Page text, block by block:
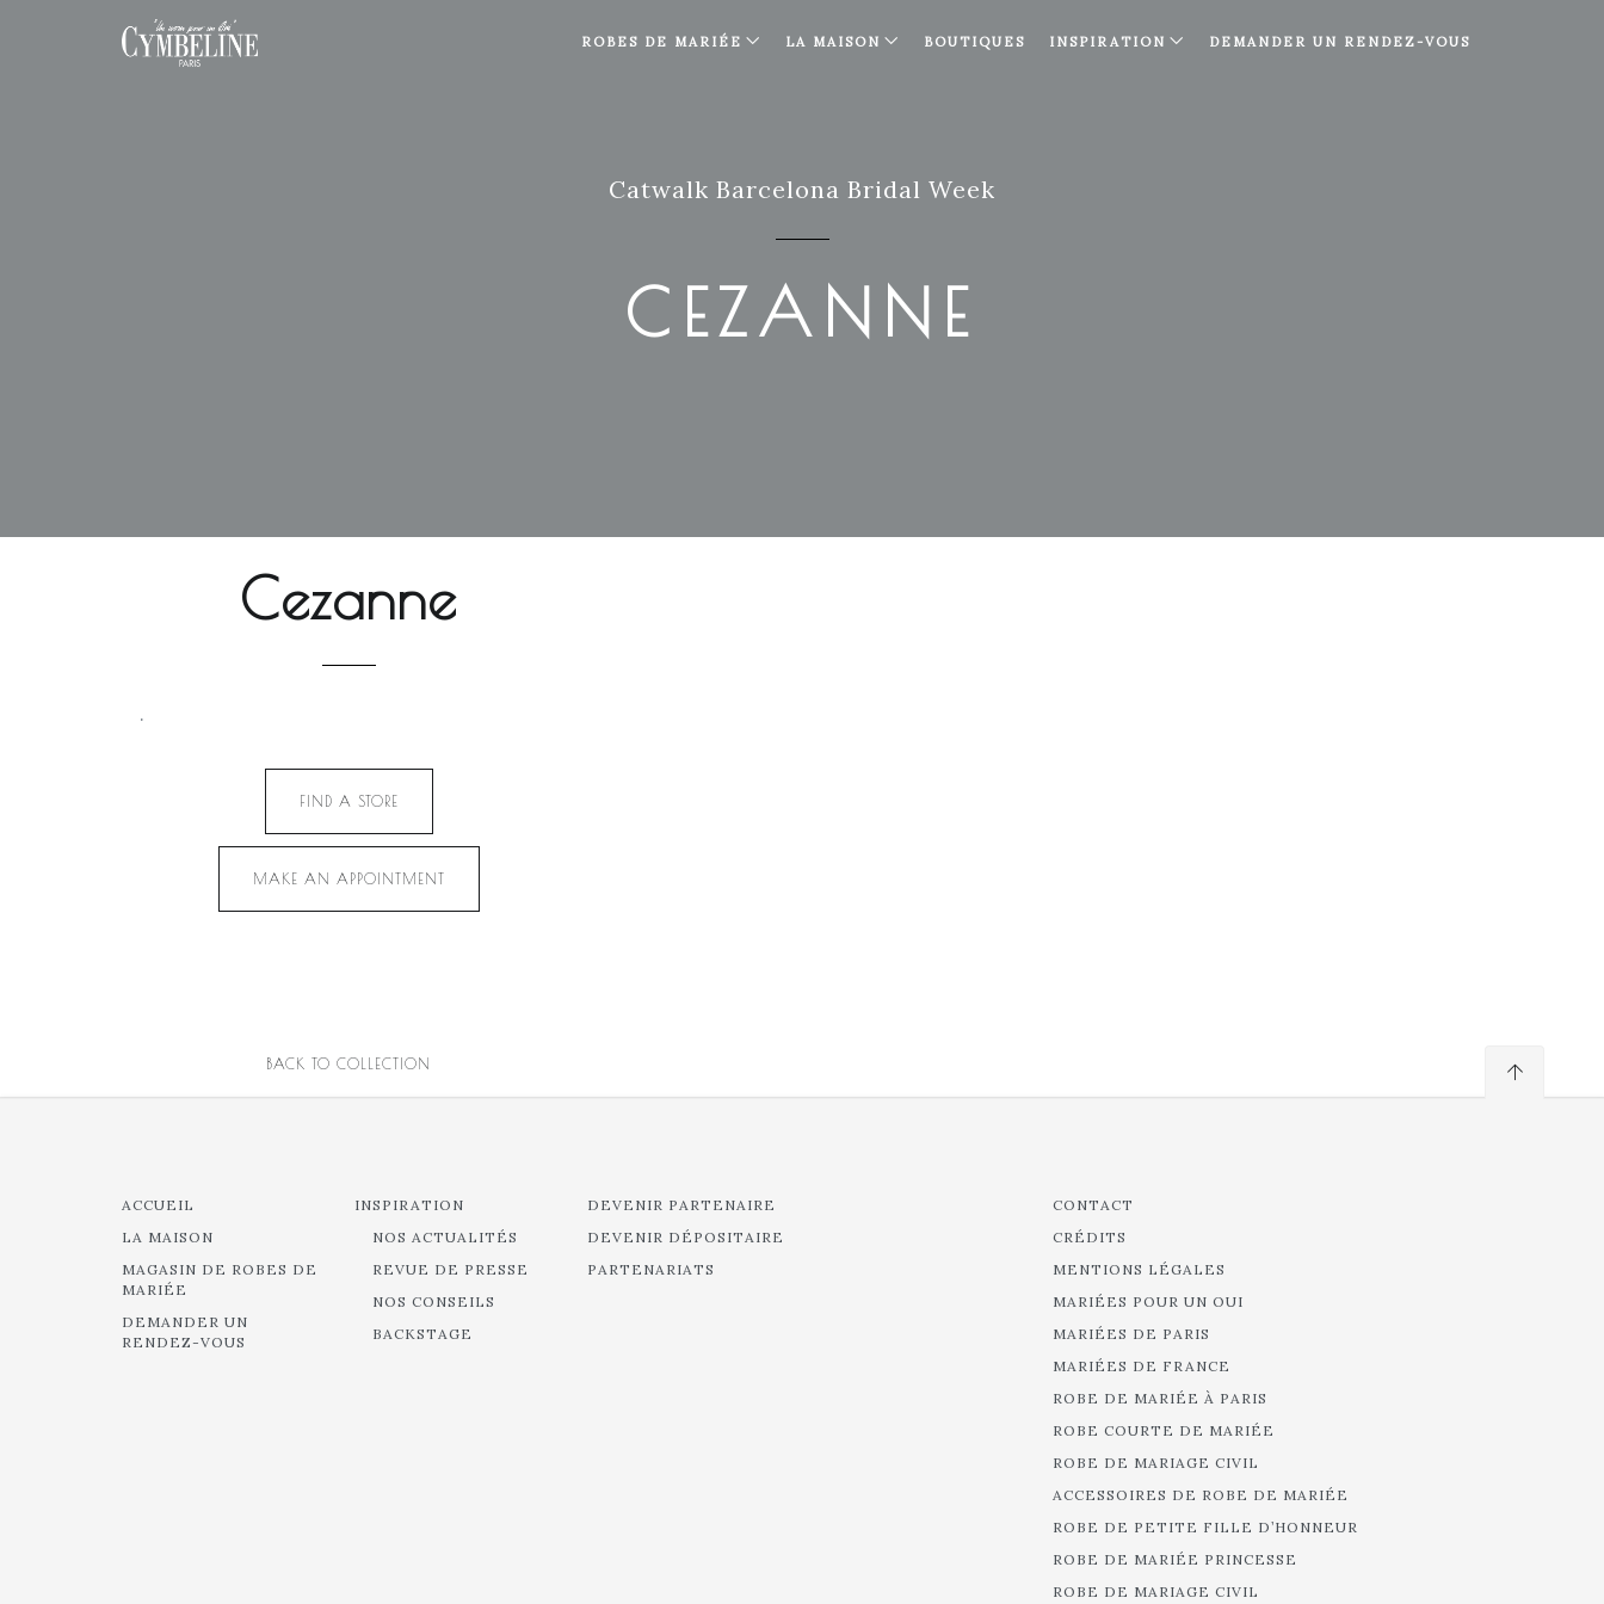
ROBES DE MARIÉE LA MAISON BOUTIQUES INSPIRATION DEMANDER UN RENDEZ-VOUS
Catwalk Barcelona Bridal Week
CEZANNE
Cezanne
.
FIND A STORE
MAKE AN APPOINTMENT
BACK TO COLLECTION
ACCUEIL
LA MAISON
MAGASIN DE ROBES DE
MARIÉE
DEMANDER UN
RENDEZ-VOUS
INSPIRATION
NOS ACTUALITÉS
REVUE DE PRESSE
NOS CONSEILS
BACKSTAGE
DEVENIR PARTENAIRE
DEVENIR DÉPOSITAIRE
PARTENARIATS
CONTACT
CRÉDITS
MENTIONS LÉGALES
MARIÉES POUR UN OUI
MARIÉES DE PARIS
MARIÉES DE FRANCE
ROBE DE MARIÉE À PARIS
ROBE COURTE DE MARIÉE
ROBE DE MARIAGE CIVIL
ACCESSOIRES DE ROBE DE MARIÉE
ROBE DE PETITE FILLE D’HONNEUR
ROBE DE MARIÉE PRINCESSE
ROBE DE MARIAGE CIVIL